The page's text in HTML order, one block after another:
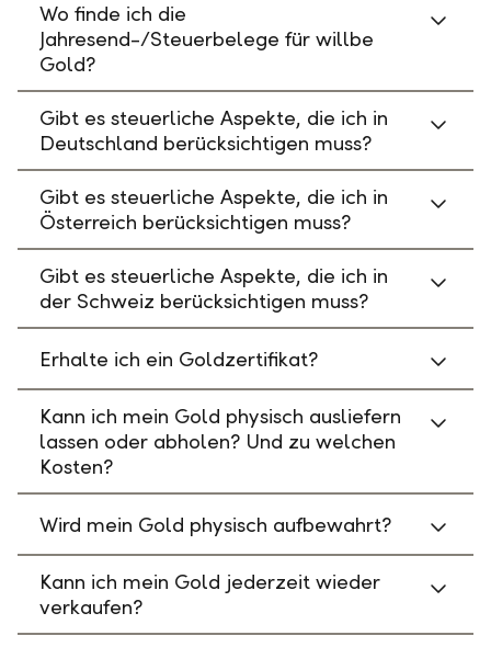
Wo finde ich die
Jahresend-/Steuerbelege für willbe
Gold?
Gibt es steuerliche Aspekte, die ich in
Deutschland berücksichtigen muss?
Gibt es steuerliche Aspekte, die ich in
Österreich berücksichtigen muss?
Gibt es steuerliche Aspekte, die ich in
der Schweiz berücksichtigen muss?
Erhalte ich ein Goldzertifikat?
Kann ich mein Gold physisch ausliefern
lassen oder abholen? Und zu welchen
Kosten?
Wird mein Gold physisch aufbewahrt?
Kann ich mein Gold jederzeit wieder
verkaufen?